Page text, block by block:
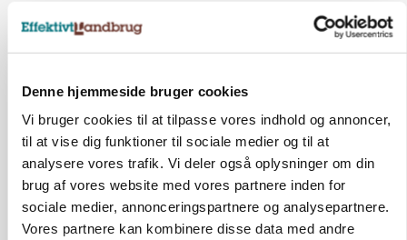
Denne hjemmeside bruger cookies
Vi bruger cookies til at tilpasse vores indhold og annoncer,
til at vise dig funktioner til sociale medier og til at
analysere vores trafik. Vi deler også oplysninger om din
brug af vores website med vores partnere inden for
sociale medier, annonceringspartnere og analysepartnere.
Vores partnere kan kombinere disse data med andre
LEDER